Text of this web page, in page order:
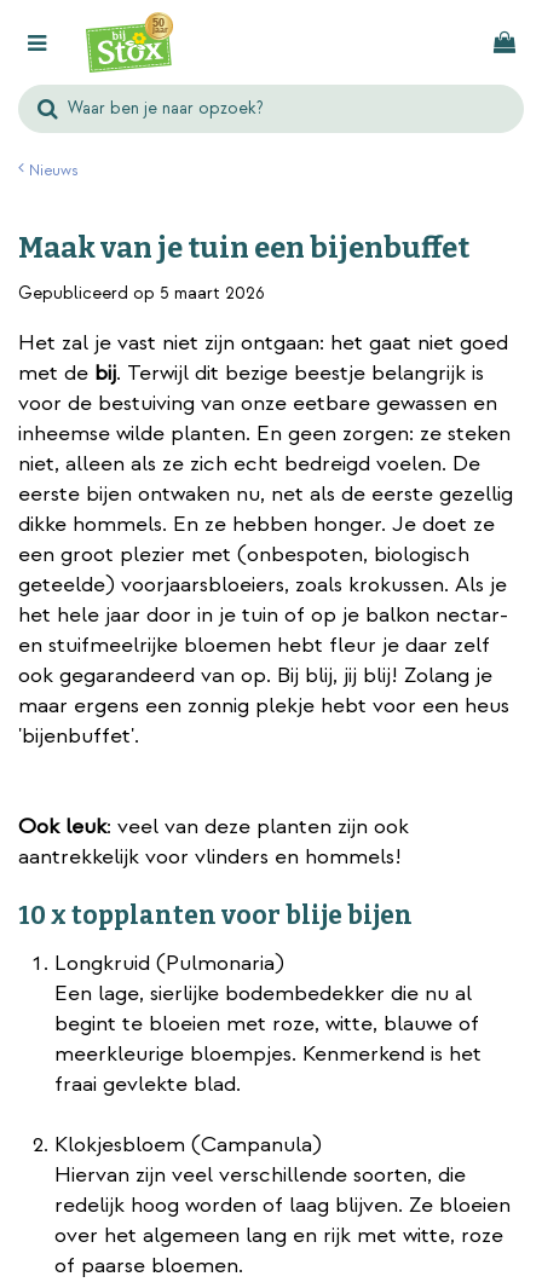
Nieuws
Maak van je tuin een bijenbuffet
Gepubliceerd op 5 maart 2026
Het zal je vast niet zijn ontgaan: het gaat niet goed
met de bij. Terwijl dit bezige beestje belangrijk is
voor de bestuiving van onze eetbare gewassen en
inheemse wilde planten. En geen zorgen: ze steken
niet, alleen als ze zich echt bedreigd voelen. De
eerste bijen ontwaken nu, net als de eerste gezellig
dikke hommels. En ze hebben honger. Je doet ze
een groot plezier met (onbespoten, biologisch
geteelde) voorjaarsbloeiers, zoals krokussen. Als je
het hele jaar door in je tuin of op je balkon nectar-
en stuifmeelrijke bloemen hebt fleur je daar zelf
ook gegarandeerd van op. Bij blij, jij blij! Zolang je
maar ergens een zonnig plekje hebt voor een heus
'bijenbuffet'.
Ook leuk: veel van deze planten zijn ook
aantrekkelijk voor vlinders en hommels!
10 x topplanten voor blije bijen
Longkruid (Pulmonaria)
Een lage, sierlijke bodembedekker die nu al
begint te bloeien met roze, witte, blauwe of
meerkleurige bloempjes. Kenmerkend is het
fraai gevlekte blad.
Klokjesbloem (Campanula)
Hiervan zijn veel verschillende soorten, die
redelijk hoog worden of laag blijven. Ze bloeien
over het algemeen lang en rijk met witte, roze
of paarse bloemen.